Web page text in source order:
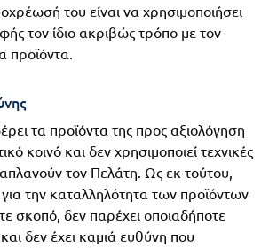
του είναι να χρησιμοποιήσει
τον ίδιο ακριβώς τρόπο με τον
προϊόντα.
τα προϊόντα της προς αξιολόγηση
κοινό και δεν χρησιμοποιεί τεχνικές
τον Πελάτη. Ως εκ τούτου,
την καταλληλότητα των προϊόντων
σκοπό, δεν παρέχει οποιαδήποτε
δεν έχει καμιά ευθύνη που